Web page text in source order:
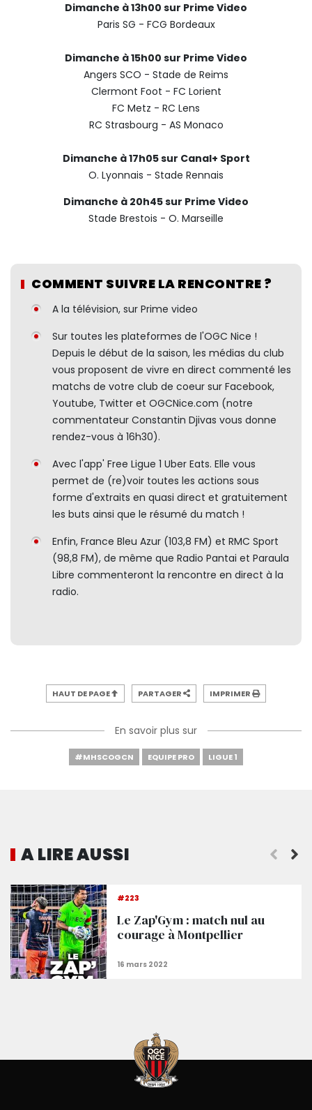
Dimanche à 13h00 sur Prime Video
Paris SG - FCG Bordeaux
Dimanche à 15h00 sur Prime Video
Angers SCO - Stade de Reims
Clermont Foot - FC Lorient
FC Metz - RC Lens
RC Strasbourg - AS Monaco
Dimanche à 17h05 sur Canal+ Sport
O. Lyonnais - Stade Rennais
Dimanche à 20h45 sur Prime Video
Stade Brestois - O. Marseille
COMMENT SUIVRE LA RENCONTRE ?
A la télévision, sur Prime video
Sur toutes les plateformes de l'OGC Nice !
Depuis le début de la saison, les médias du club
vous proposent de vivre en direct commenté les
matchs de votre club de coeur sur Facebook,
Youtube, Twitter et OGCNice.com (notre
commentateur Constantin Djivas vous donne
rendez-vous à 16h30).
Avec l'app' Free Ligue 1 Uber Eats. Elle vous
permet de (re)voir toutes les actions sous
forme d'extraits en quasi direct et gratuitement
les buts ainsi que le résumé du match !
Enfin, France Bleu Azur (103,8 FM) et RMC Sport
(98,8 FM), de même que Radio Pantai et Paraula
Libre commenteront la rencontre en direct à la
radio.
HAUT DE PAGE PARTAGER IMPRIMER
En savoir plus sur
#MHSCOGCN EQUIPE PRO LIGUE 1
A LIRE AUSSI
#223
Le Zap'Gym : match nul au
courage à Montpellier
Le Gym s'arrache et ramène 1 point de